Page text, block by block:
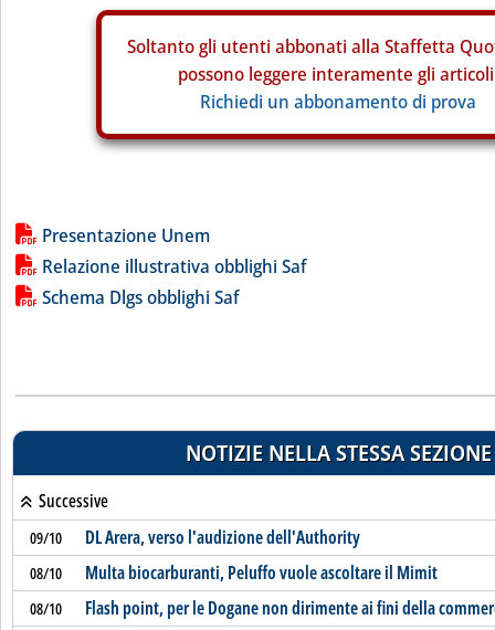
Soltanto gli utenti abbonati alla Staffetta
possono leggere interamente gli
Richiedi un abbonamento di prova
Lista allegati PDF alla notizia
Presentazione Unem
Relazione illustrativa obblighi Saf
Schema Dlgs obblighi Saf
NOTIZIE NELLA STESSA SEZIONE
Successive
09/10 DL Arera, verso l'audizione dell'Authority
08/10 Multa biocarburanti, Peluffo vuole ascoltare il Mimit
08/10 Flash point, per le Dogane non dirimente ai fini della